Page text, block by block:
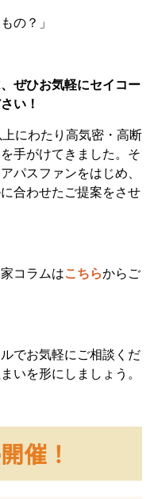
の？」
ぜひお気軽にセイコー
い！
にわたり高気密・高断
手がけてきました。そ
パスファンをはじめ、
合わせたご提案をさせ
コラムはこちらからご
でお気軽にご相談くだ
いを形にしましょう。
催！